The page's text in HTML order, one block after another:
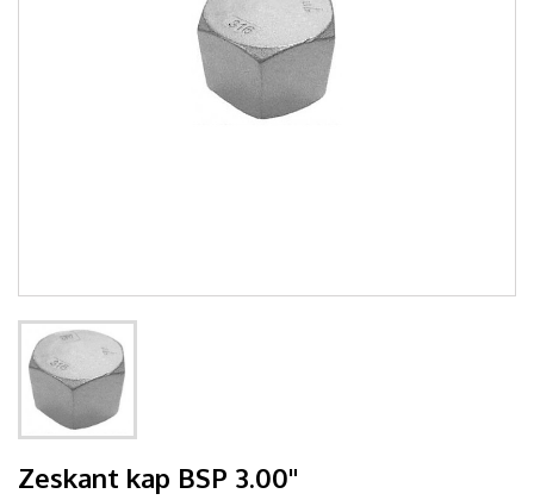
Zeskant kap BSP 3.00"